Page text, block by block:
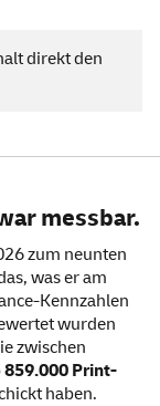
direkt den
messbar.
zum neunten
was er am
Kennzahlen
wurden
zwischen
859.000 Print-
haben.